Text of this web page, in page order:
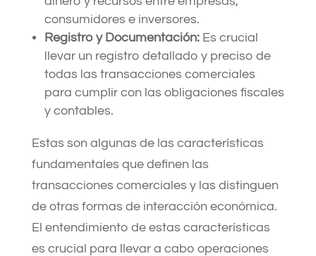
consumidores e inversores.
Registro y Documentación:Es crucial
llevar un registro detallado y preciso de
todas las transacciones comerciales
para cumplir con las obligaciones fiscales
y contables.
Estas son algunas de las características
fundamentales que definen las
transacciones comerciales y las distinguen
de otras formas de interacción económica.
El entendimiento de estas características
es crucial para llevar a cabo operaciones